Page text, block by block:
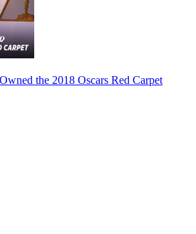
the 2018 Oscars Red Carpet